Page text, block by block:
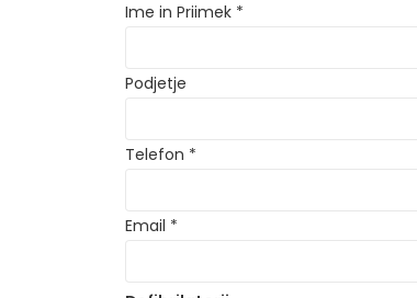
Ime in Priimek *
Podjetje
Telefon *
Email *